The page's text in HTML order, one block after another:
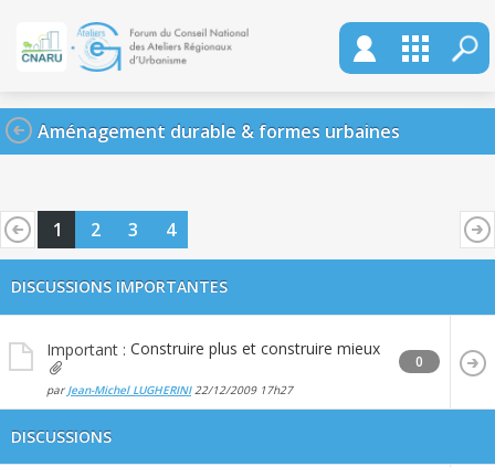
Aménagement durable & formes urbaines
1 2 3 4
DISCUSSIONS IMPORTANTES
Important : Construire plus et construire mieux
par Jean-Michel LUGHERINI22/12/2009 17h27
0
DISCUSSIONS